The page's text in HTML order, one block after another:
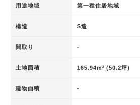
用途地域 第一種住居地域
構造 S造
間取り -
土地面積 165.94m² (50.2坪)
建物面積 -